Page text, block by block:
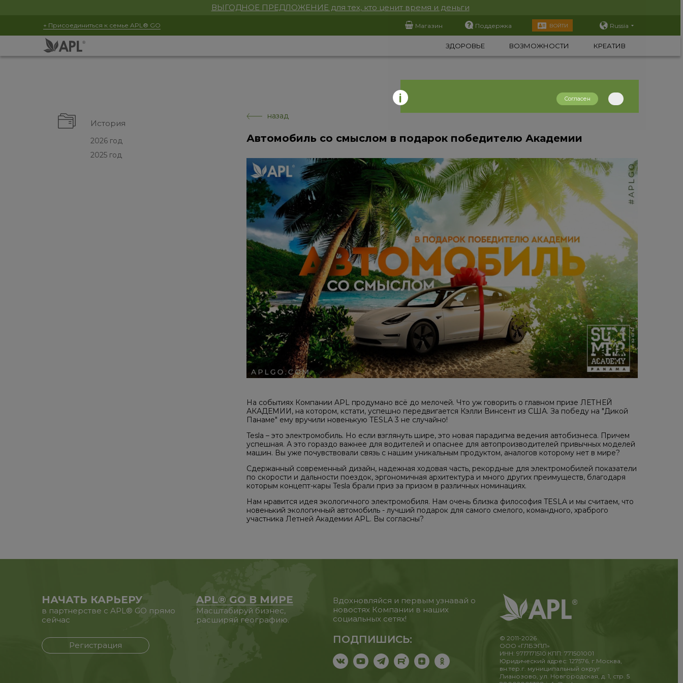
ВЫГОДНОЕ ПРЕДЛОЖЕНИЕ для тех, кто ценит время и деньги
+ Присоединиться к семье APL® GO Магазин Поддержка ВОЙТИ Russia
ЗДОРОВЬЕ ВОЗМОЖНОСТИ КРЕАТИВ
История
2026 год
2025 год
назад
Автомобиль со смыслом в подарок победителю Академии
На событиях Компании APL продумано всё до мелочей. Что уж говорить о главном призе ЛЕТНЕЙ
АКАДЕМИИ, на котором, кстати, успешно передвигается Кэлли Винсент из США. За победу на "Дикой
Панаме" ему вручили новенькую TESLA 3 не случайно!
Tesla – это электромобиль. Но если взглянуть шире, это новая парадигма ведения автобизнеса. Причем
успешная. А это гораздо важнее для водителей и опаснее для автопроизводителей привычных моделей
машин. Вы уже почувствовали связь с нашим уникальным продуктом, аналогов которому нет в мире?
Сдержанный современный дизайн, надежная ходовая часть, рекордные для электромобилей показатели
по скорости и дальности поездок, эргономичная архитектура и много других преимуществ, благодаря
которым концепт-кары Tesla брали приз за призом в различных номинациях.
Нам нравится идея экологичного электромобиля. Нам очень близка философия TESLA и мы считаем, что
новенький экологичный автомобиль - лучший подарок для самого смелого, командного, храброго
участника Летней Академии APL. Вы согласны?
НАЧАТЬ КАРЬЕРУ
в партнерстве с APL® GO прямо
сейчас
Регистрация
APL® GO В МИРЕ
Масштабируй бизнес,
расширяй географию.
Вдохновляйся и первым узнавай о
новостях Компании в наших
социальных сетях!
ПОДПИШИСЬ:
© 2011-2026
ООО «ГЛБЭПЛ»
ИНН: 9717171510 КПП: 771501001
Юридический адрес: 127576, г.Москва,
вн.тер.г. муниципальный округ
Лианозово, ул. Новгородская, д. 1, стр. 5
Согласен